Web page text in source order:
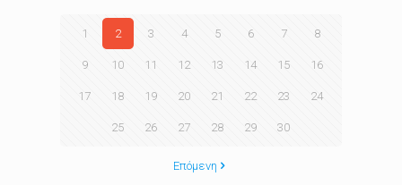
1 2 3 4 5 6 7 8
9 10 11 12 13 14 15 16
17 18 19 20 21 22 23 24
25 26 27 28 29 30
Επόμενη